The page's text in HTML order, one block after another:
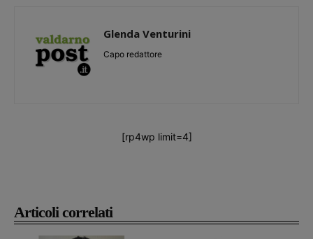
Articoli correlati
Glenda Venturini
Capo redattore
[rp4wp limit=4]